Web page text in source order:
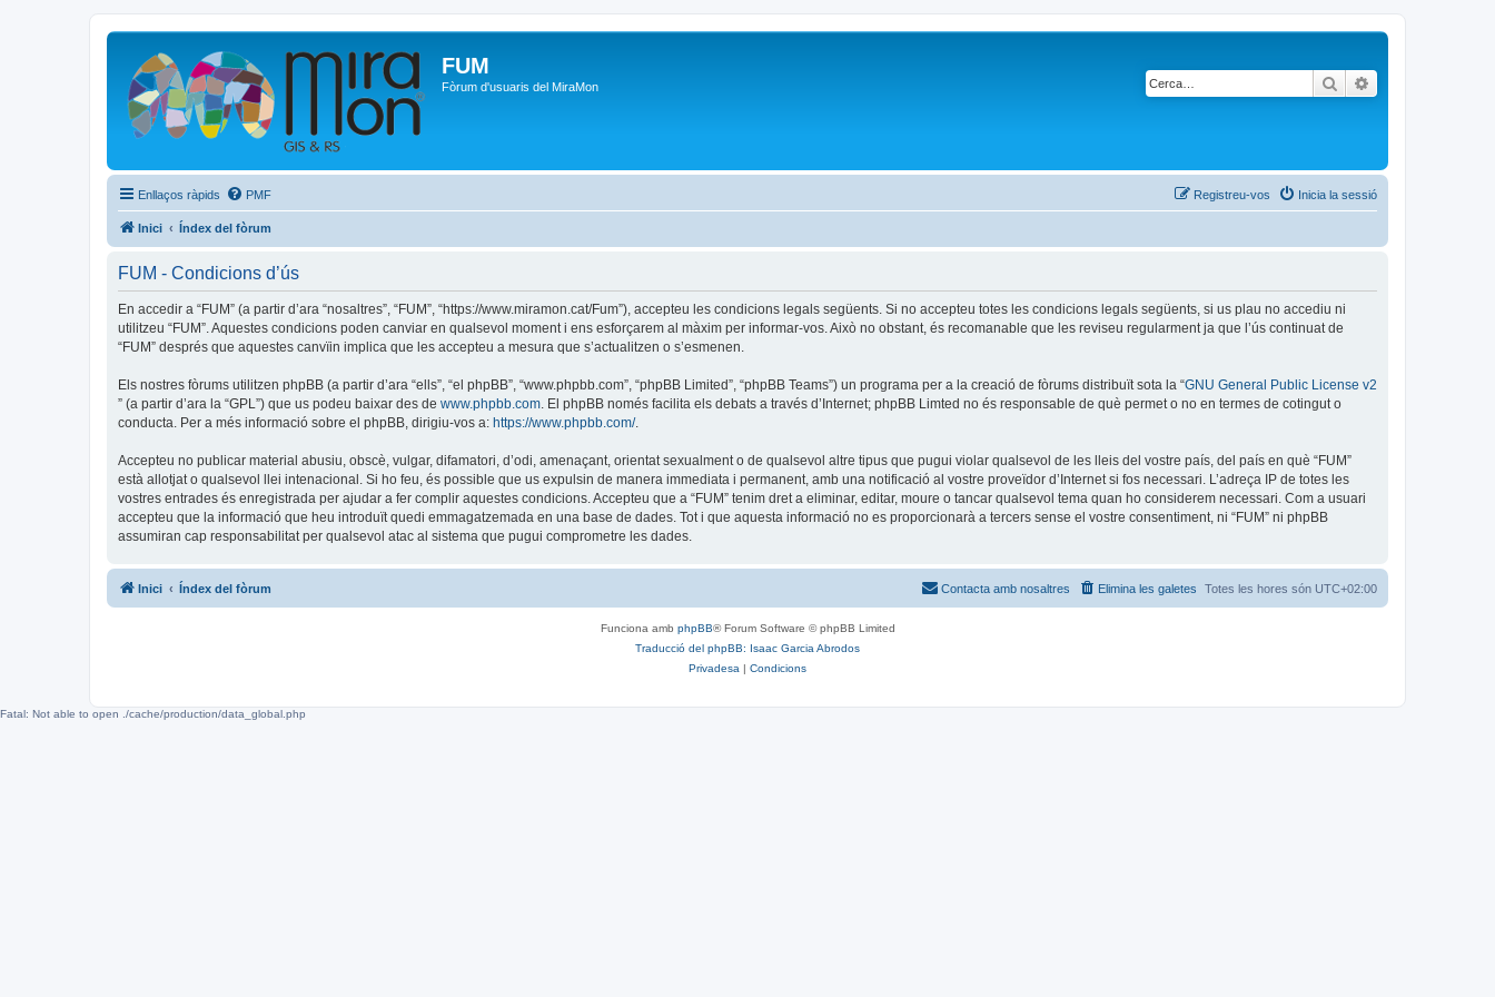
FUM
Fòrum d'usuaris del MiraMon Cerca
Enllaços ràpids PMF Inicia la sessió
Registreu-vos
Inici Índex del fòrum
FUM - Condicions d’ús
En accedir a “FUM” (a partir d’ara “nosaltres”, “FUM”, “https://www.miramon.cat/Fum”), accepteu les condicions legals següents. Si no accepteu totes les condicions legals següents, si us plau no accediu ni
utilitzeu “FUM”. Aquestes condicions poden canviar en qualsevol moment i ens esforçarem al màxim per informar-vos. Això no obstant, és recomanable que les reviseu regularment ja que l’ús continuat de
“FUM” després que aquestes canvïin implica que les accepteu a mesura que s’actualitzen o s’esmenen.
Els nostres fòrums utilitzen phpBB (a partir d’ara “ells”, “el phpBB”, “www.phpbb.com”, “phpBB Limited”, “phpBB Teams”) un programa per a la creació de fòrums distribuït sota la “GNU General Public License v2
” (a partir d’ara la “GPL”) que us podeu baixar des de www.phpbb.com. El phpBB només facilita els debats a través d’Internet; phpBB Limted no és responsable de què permet o no en termes de cotingut o
conducta. Per a més informació sobre el phpBB, dirigiu-vos a: https://www.phpbb.com/.
Accepteu no publicar material abusiu, obscè, vulgar, difamatori, d’odi, amenaçant, orientat sexualment o de qualsevol altre tipus que pugui violar qualsevol de les lleis del vostre país, del país en què “FUM”
està allotjat o qualsevol llei intenacional. Si ho feu, és possible que us expulsin de manera immediata i permanent, amb una notificació al vostre proveïdor d’Internet si fos necessari. L’adreça IP de totes les
vostres entrades és enregistrada per ajudar a fer complir aquestes condicions. Accepteu que a “FUM” tenim dret a eliminar, editar, moure o tancar qualsevol tema quan ho considerem necessari. Com a usuari
accepteu que la informació que heu introduït quedi emmagatzemada en una base de dades. Tot i que aquesta informació no es proporcionarà a tercers sense el vostre consentiment, ni “FUM” ni phpBB
assumiran cap responsabilitat per qualsevol atac al sistema que pugui comprometre les dades.
Inici Índex del fòrum Totes les hores són UTC+02:00
Elimina les galetes
Contacta amb nosaltres
Funciona amb phpBB® Forum Software © phpBB Limited
Traducció del phpBB: Isaac Garcia Abrodos
Privadesa | Condicions
Fatal: Not able to open ./cache/production/data_global.php